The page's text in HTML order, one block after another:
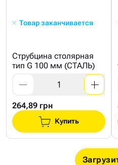
Товар заканчивается
Струбцина столярная
тип G 100 мм (СТАЛЬ)
264,89 грн
Купить